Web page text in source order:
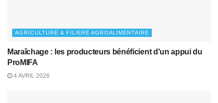
AGRICULTURE & FILIERE AGROALIMENTAIRE
Maraîchage : les producteurs bénéficient d'un appui du
ProMIFA
4 AVRIL 2026